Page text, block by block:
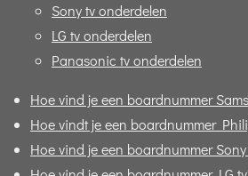
Sony tv onderdelen
LG tv onderdelen
Panasonic tv onderdelen
Hoe vind je een boardnummer
Hoe vindt je een boardnummer
Hoe vind je een boardnummer Sony